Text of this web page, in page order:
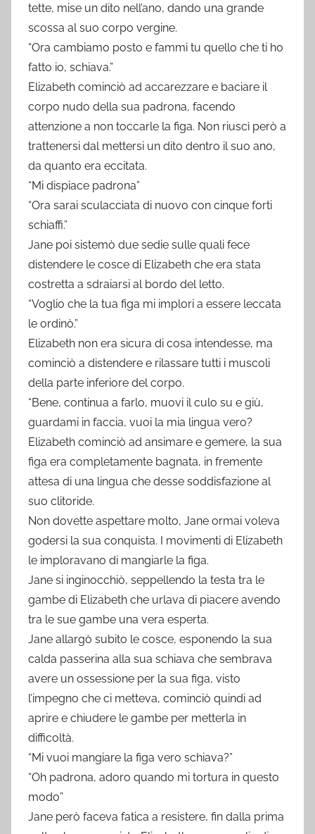
tette, mise un dito nell’ano, dando una grande
scossa al suo corpo vergine.
“Ora cambiamo posto e fammi tu quello che ti ho
fatto io, schiava.”
Elizabeth cominciò ad accarezzare e baciare il
corpo nudo della sua padrona, facendo
attenzione a non toccarle la figa. Non riuscì però a
trattenersi dal mettersi un dito dentro il suo ano,
da quanto era eccitata.
“Mi dispiace padrona”
“Ora sarai sculacciata di nuovo con cinque forti
schiaffi.”
Jane poi sistemò due sedie sulle quali fece
distendere le cosce di Elizabeth che era stata
costretta a sdraiarsi al bordo del letto.
“Voglio che la tua figa mi implori a essere leccata
le ordinò.”
Elizabeth non era sicura di cosa intendesse, ma
cominciò a distendere e rilassare tutti i muscoli
della parte inferiore del corpo.
“Bene, continua a farlo, muovi il culo su e giù,
guardami in faccia, vuoi la mia lingua vero?
Elizabeth cominciò ad ansimare e gemere, la sua
figa era completamente bagnata, in fremente
attesa di una lingua che desse soddisfazione al
suo clitoride.
Non dovette aspettare molto, Jane ormai voleva
godersi la sua conquista. I movimenti di Elizabeth
le imploravano di mangiarle la figa.
Jane si inginocchiò, seppellendo la testa tra le
gambe di Elizabeth che urlava di piacere avendo
tra le sue gambe una vera esperta.
Jane allargò subito le cosce, esponendo la sua
calda passerina alla sua schiava che sembrava
avere un ossessione per la sua figa, visto
l’impegno che ci metteva, cominciò quindi ad
aprire e chiudere le gambe per metterla in
difficoltà.
“Mi vuoi mangiare la figa vero schiava?”
“Oh padrona, adoro quando mi tortura in questo
modo”
Jane però faceva fatica a resistere, fin dalla prima